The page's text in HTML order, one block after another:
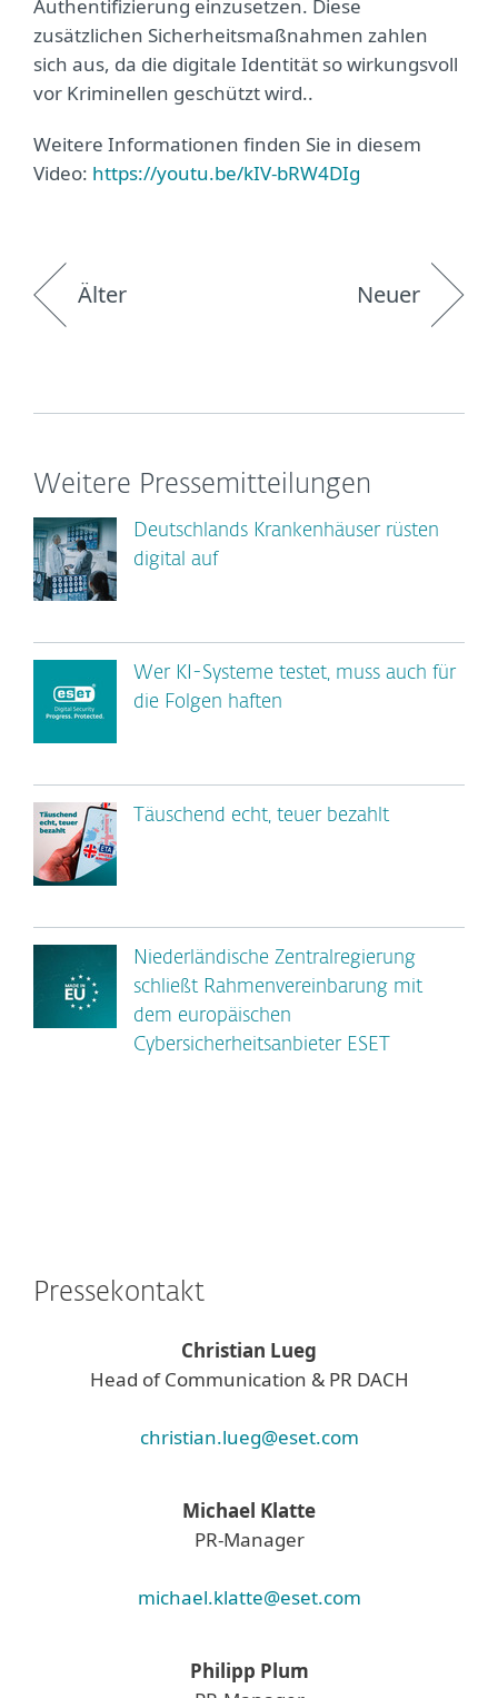
Authentifizierung einzusetzen. Diese
zusätzlichen Sicherheitsmaßnahmen zahlen
sich aus, da die digitale Identität so wirkungsvoll
vor Kriminellen geschützt wird..
Weitere Informationen finden Sie in diesem
Video: https://youtu.be/kIV-bRW4DIg
Älter Neuer
Weitere Pressemitteilungen
Deutschlands Krankenhäuser rüsten
digital auf
Wer KI-Systeme testet, muss auch für
die Folgen haften
Täuschend echt, teuer bezahlt
Niederländische Zentralregierung
schließt Rahmenvereinbarung mit
dem europäischen
Cybersicherheitsanbieter ESET
Pressekontakt
Christian Lueg
Head of Communication & PR DACH
christian.lueg@eset.com
Michael Klatte
PR-Manager
michael.klatte@eset.com
Philipp Plum